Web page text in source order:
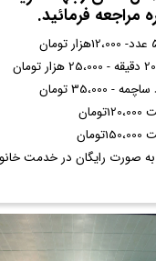
مراجعه فرمائید.
به صورت رایگان در خدمت